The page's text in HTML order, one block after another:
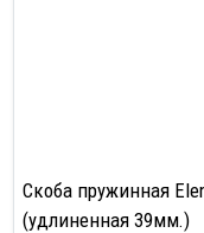
Скоба пружинная
(удлиненная 39мм.)